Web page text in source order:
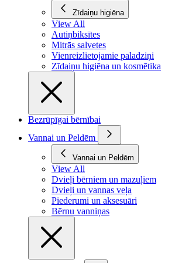
Zīdaiņu higiēna
View All
Autiņbiksītes
Mitrās salvetes
Vienreizlietojamie paladziņi
Zīdaiņu higiēna un kosmētika
Bezrūpīgai bērnībai
Vannai un Peldēm
Vannai un Peldēm
View All
Dvieļi bērniem un mazuļiem
Dvieļi un vannas veļa
Piederumi un aksesuāri
Bērnu vanniņas